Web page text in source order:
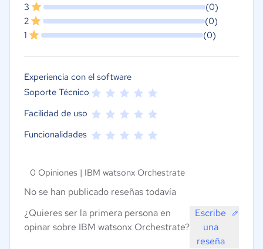
3
(0)
2
(0)
1
(0)
Experiencia con el software
Soporte Técnico
Facilidad de uso
Funcionalidades
0 Opiniones | IBM watsonx Orchestrate
No se han publicado reseñas todavía
¿Quieres ser la primera persona en
opinar sobre IBM watsonx Orchestrate?
Escribe
una
reseña